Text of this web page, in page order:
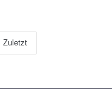
Zuletzt